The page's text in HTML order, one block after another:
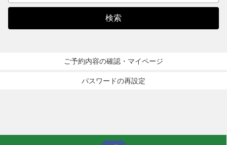
検索
ご予約内容の確認・マイページ
パスワードの再設定